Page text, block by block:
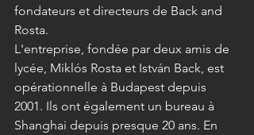
fondateurs et directeurs de Back and
Rosta.
L'entreprise, fondée par deux amis de
lycée, Miklós Rosta et István Back, est
opérationnelle à Budapest depuis
2001. Ils ont également un bureau à
Shanghai depuis presque 20 ans. En